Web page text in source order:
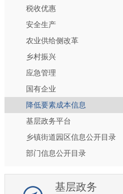
税收优惠
安全生产
农业供给侧改革
乡村振兴
应急管理
国有企业
降低要素成本信息
基层政务平台
乡镇街道园区信息公开目录
部门信息公开目录
基层政务